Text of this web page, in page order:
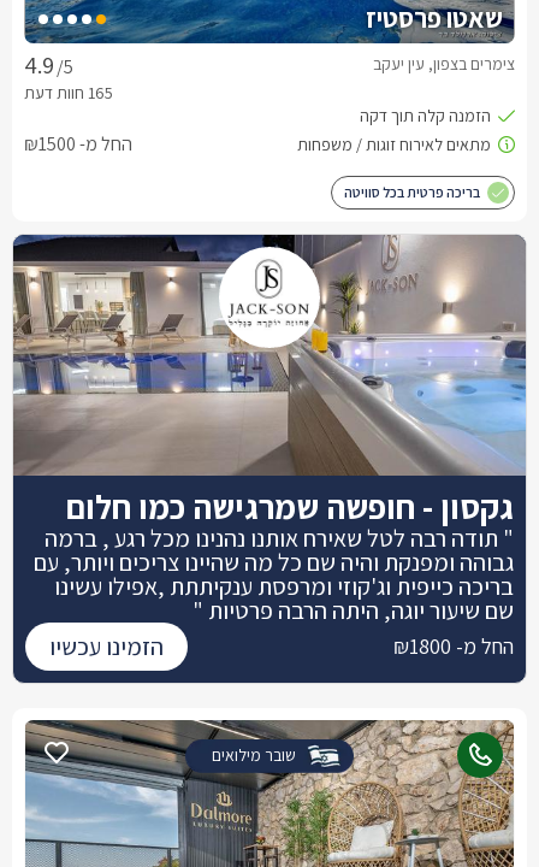
שאטו פרסטיז
/5 צימרים בצפון, עין יעקב
החל מ- ₪1500
בריכה פרטית בכל סוויטה
שובר מילואים
גקסון - חופשה שמרגישה כמו חלום
" תודה רבה לטל שאירח אותנו נהנינו מכל רגע , ברמה
גבוהה ומפנקת והיה שם כל מה שהיינו צריכים ויותר, עם
בריכה כייפית וג'קוזי ומרפסת ענקיתתת ,אפילו עשינו
שם שיעור יוגה, היתה הרבה פרטיות "
החל מ- ₪1800 הזמינו עכשיו